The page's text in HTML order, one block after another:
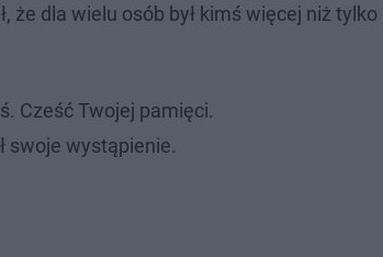
że dla wielu osób był kimś więcej niż tylko
Cześć Twojej pamięci.
swoje wystąpienie.